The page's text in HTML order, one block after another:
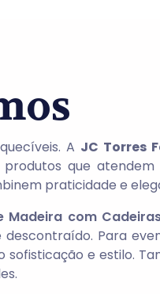
A JC Torres
que
praticidade e
Madeira com
Para
sofisticação e estilo.